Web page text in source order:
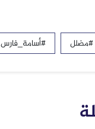
#مضلل #أسامة_فارس